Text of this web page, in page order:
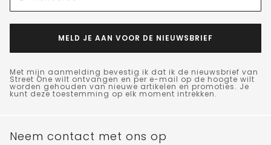
MELD JE AAN VOOR DE NIEUWSBRIEF
Met mijn aanmelding bevestig ik dat ik de nieuwsbrief van
Street One wilt ontvangen en per e-mail op de hoogte wilt
worden gehouden van nieuwe artikelen en promoties. Je
kunt deze toestemming op elk moment intrekken.
Neem contact met ons op